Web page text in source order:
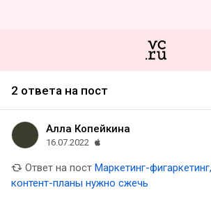
2 ответа на пост
Алла Копейкина
16.07.2022
Ответ на пост Маркетинг-
контент-планы нужно сжечь